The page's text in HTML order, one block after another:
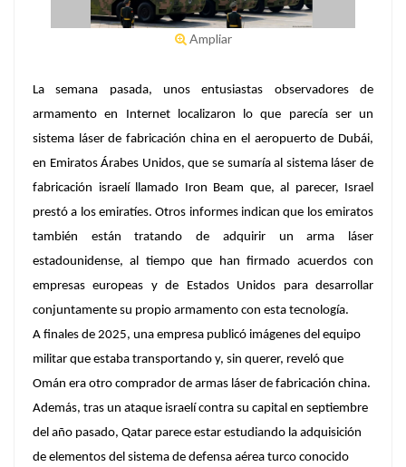
Ampliar
La semana pasada, unos entusiastas observadores de
armamento en Internet localizaron lo que parecía ser un
sistema láser de fabricación china en el aeropuerto de Dubái,
en Emiratos Árabes Unidos, que se sumaría al sistema láser de
fabricación israelí llamado Iron Beam que, al parecer, Israel
prestó a los emiratíes. Otros informes indican que los emiratos
también están tratando de adquirir un arma láser
estadounidense, al tiempo que han firmado acuerdos con
empresas europeas y de Estados Unidos para desarrollar
conjuntamente su propio armamento con esta tecnología.
A finales de 2025, una empresa publicó imágenes del equipo
militar que estaba transportando y, sin querer, reveló que
Omán era otro comprador de armas láser de fabricación china.
Además, tras un ataque israelí contra su capital en septiembre
del año pasado, Qatar parece estar estudiando la adquisición
de elementos del sistema de defensa aérea turco conocido